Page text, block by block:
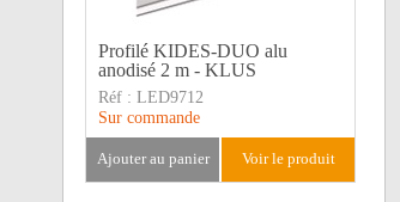
Profilé KIDES-DUO alu
anodisé 2 m - KLUS
Réf : LED9712
Sur commande
ajouter au panier voir le produit